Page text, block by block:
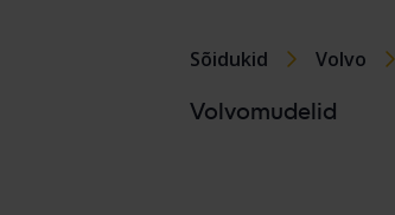
Sõidukid Volvo
Volvomudelid